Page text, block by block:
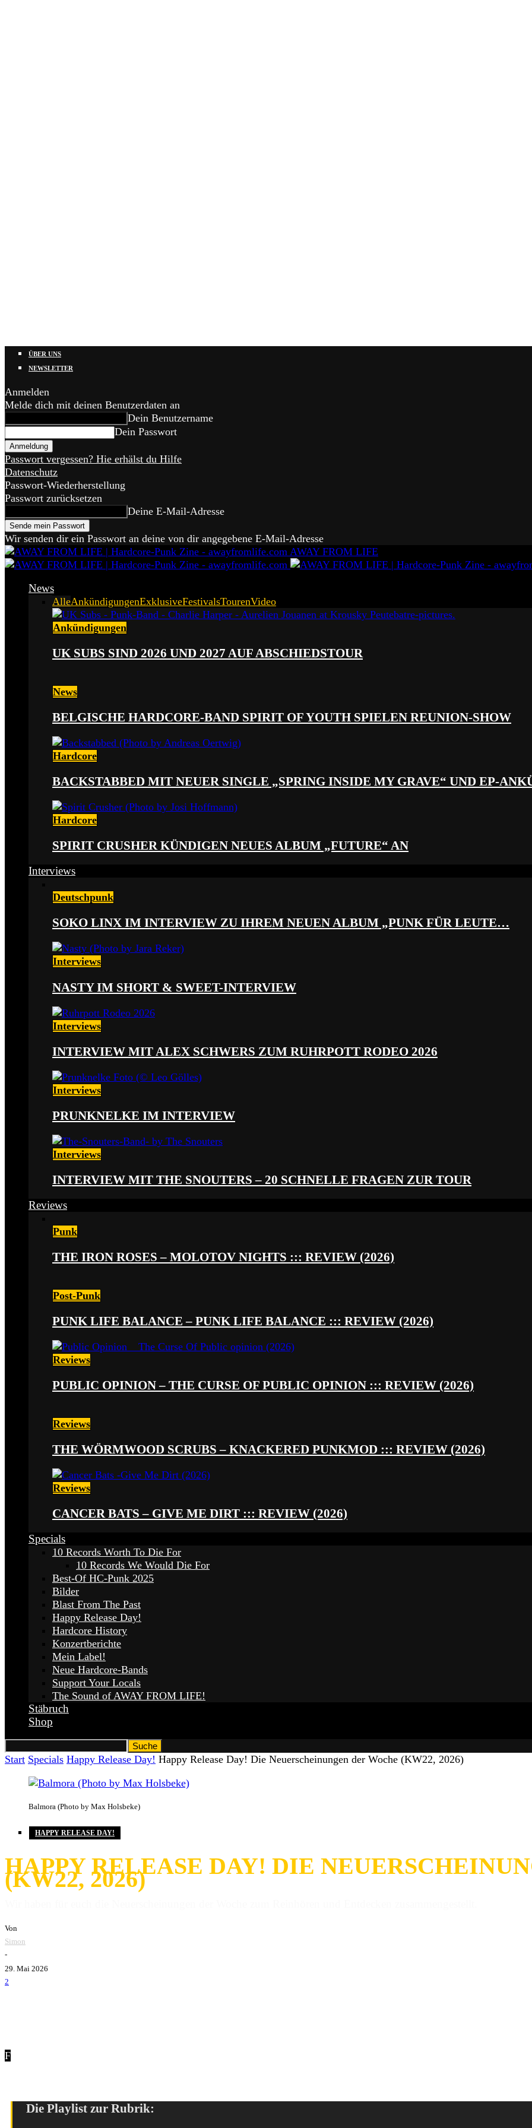
ÜBER UNS
NEWSLETTER
Anmelden
Melde dich mit deinen Benutzerdaten an
Dein Benutzername
Dein Passwort
Passwort vergessen? Hie erhälst du Hilfe
Datenschutz
Passwort-Wiederherstellung
Passwort zurücksetzen
Deine E-Mail-Adresse
Wir senden dir ein Passwort an deine von dir angegebene E-Mail-Adresse
AWAY FROM LIFE
News
AlleAnkündigungenExklusiveFestivalsTourenVideo
Ankündigungen
UK SUBS SIND 2026 UND 2027 AUF ABSCHIEDSTOUR
News
BELGISCHE HARDCORE-BAND SPIRIT OF YOUTH SPIELEN REUNION-SHOW
Hardcore
BACKSTABBED MIT NEUER SINGLE „SPRING INSIDE MY GRAVE“ UND EP-
Hardcore
SPIRIT CRUSHER KÜNDIGEN NEUES ALBUM „FUTURE“ AN
Interviews
Deutschpunk
SOKO LINX IM INTERVIEW ZU IHREM NEUEN ALBUM „PUNK FÜR LEUTE…
Interviews
NASTY IM SHORT & SWEET-INTERVIEW
Interviews
INTERVIEW MIT ALEX SCHWERS ZUM RUHRPOTT RODEO 2026
Interviews
PRUNKNELKE IM INTERVIEW
Interviews
INTERVIEW MIT THE SNOUTERS – 20 SCHNELLE FRAGEN ZUR TOUR
Reviews
Punk
THE IRON ROSES – MOLOTOV NIGHTS ::: REVIEW (2026)
Post-Punk
PUNK LIFE BALANCE – PUNK LIFE BALANCE ::: REVIEW (2026)
Reviews
PUBLIC OPINION – THE CURSE OF PUBLIC OPINION ::: REVIEW (2026)
Reviews
THE WÖRMWOOD SCRUBS – KNACKERED PUNKMOD ::: REVIEW (2026)
Reviews
CANCER BATS – GIVE ME DIRT ::: REVIEW (2026)
Specials
10 Records Worth To Die For
10 Records We Would Die For
Best-Of HC-Punk 2025
Bilder
Blast From The Past
Happy Release Day!
Hardcore History
Konzertberichte
Mein Label!
Neue Hardcore-Bands
Support Your Locals
The Sound of AWAY FROM LIFE!
Stäbruch
Shop
Start Specials Happy Release Day! Happy Release Day! Die Neuerscheinungen der Woche (KW22, 2026)
Balmora (Photo by Max Holsbeke)
HAPPY RELEASE DAY!
HAPPY RELEASE DAY! DIE
(KW22, 2026)
Von
Simon
-
29. Mai 2026
2
F
Die Playlist zur Rubrik: